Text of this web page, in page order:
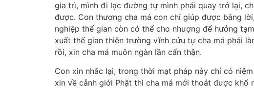
gia trì, mình đi lạc đường tự mình phải quay trở lại,
được. Con thương cha má con chỉ giúp được bằng
nghiệp thế gian còn có thể cho nhượng để hưởng
xuất thế gian thiên trường vĩnh cửu tự cha má phải
rồi, xin cha má muôn ngàn lần cẩn thận.
Con xin nhắc lại, trong thời mạt pháp này chỉ có
xin về cảnh giới Phật thì cha má mới thoát được khổ